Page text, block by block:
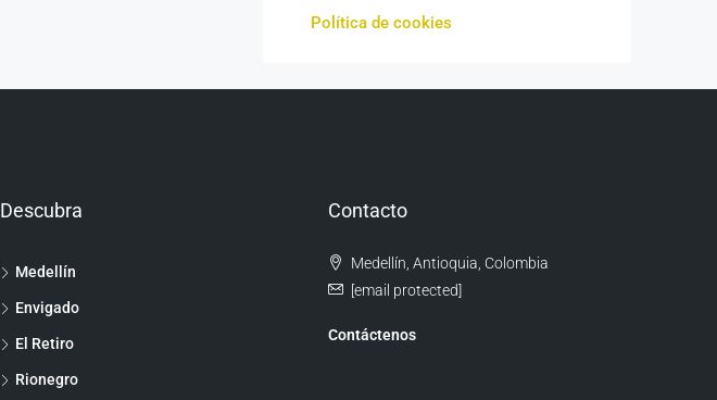
Política de cookies
Descubra
Medellín
Envigado
El Retiro
Rionegro
Contacto
Medellín, Antioquia, Colombia
[email protected]
Contáctenos